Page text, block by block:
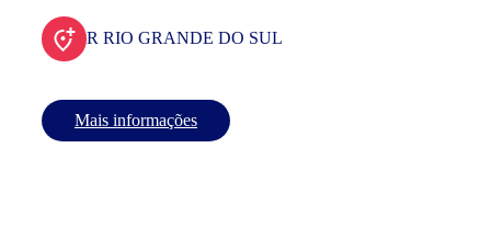
R RIO GRANDE DO SUL
Mais informações